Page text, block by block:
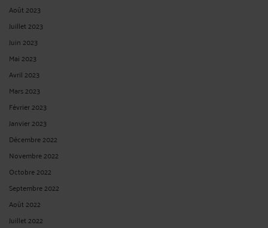
Août 2023
Juillet 2023
Juin 2023
Mai 2023
Avril 2023
Mars 2023
Février 2023
Janvier 2023
Décembre 2022
Novembre 2022
Octobre 2022
Septembre 2022
Août 2022
Juillet 2022